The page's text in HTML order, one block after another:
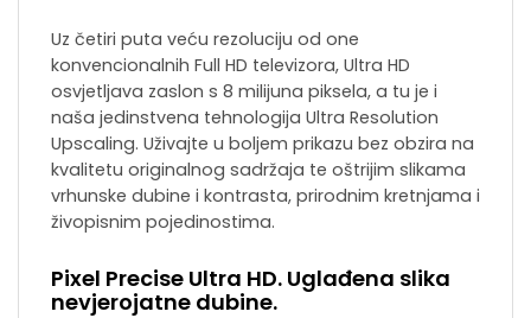
Uz četiri puta veću rezoluciju od one
konvencionalnih Full HD televizora, Ultra HD
osvjetljava zaslon s 8 milijuna piksela, a tu je i
naša jedinstvena tehnologija Ultra Resolution
Upscaling. Uživajte u boljem prikazu bez obzira na
kvalitetu originalnog sadržaja te oštrijim slikama
vrhunske dubine i kontrasta, prirodnim kretnjama i
živopisnim pojedinostima.
Pixel Precise Ultra HD. Uglađena slika
nevjerojatne dubine.